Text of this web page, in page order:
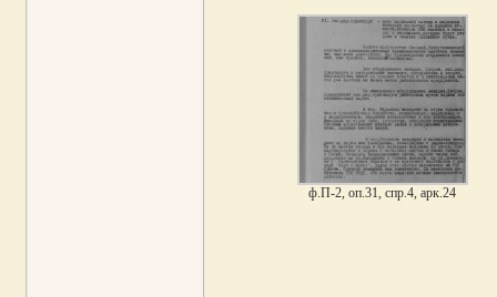
ф.П-2, оп.31, спр.4, арк.24